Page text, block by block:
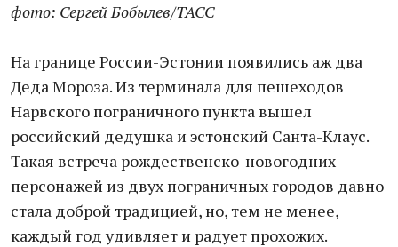
фото: Сергей Бобылев/ТАСС
На границе России-Эстонии появились аж два
Деда Мороза. Из терминала для пешеходов
Нарвского пограничного пункта вышел
российский дедушка и эстонский Санта-Клаус.
Такая встреча рождественско-новогодних
персонажей из двух пограничных городов давно
стала доброй традицией, но, тем не менее,
каждый год удивляет и радует прохожих.